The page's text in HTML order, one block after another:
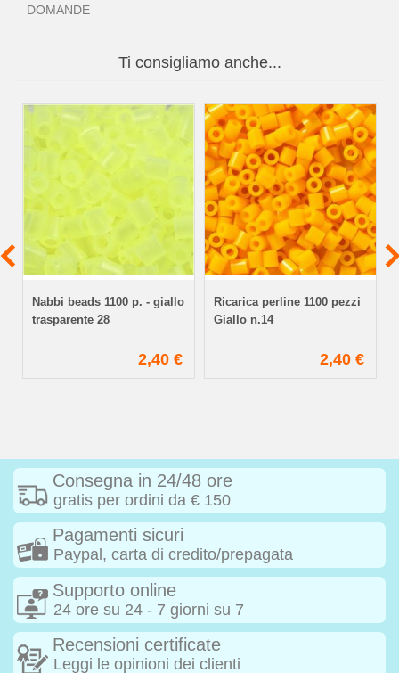
DOMANDE
Ti consigliamo anche...
Nabbi beads 1100 p. - giallo
trasparente 28
2,40 €
Ricarica perline 1100 pezzi
Giallo n.14
2,40 €
Consegna in 24/48 ore
gratis per ordini da € 150
Pagamenti sicuri
Paypal, carta di credito/prepagata
Supporto online
24 ore su 24 - 7 giorni su 7
Recensioni certificate
Leggi le opinioni dei clienti